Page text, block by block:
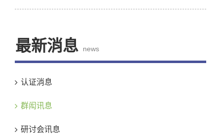
最新消息 news
认证消息
群闳讯息
研讨会讯息